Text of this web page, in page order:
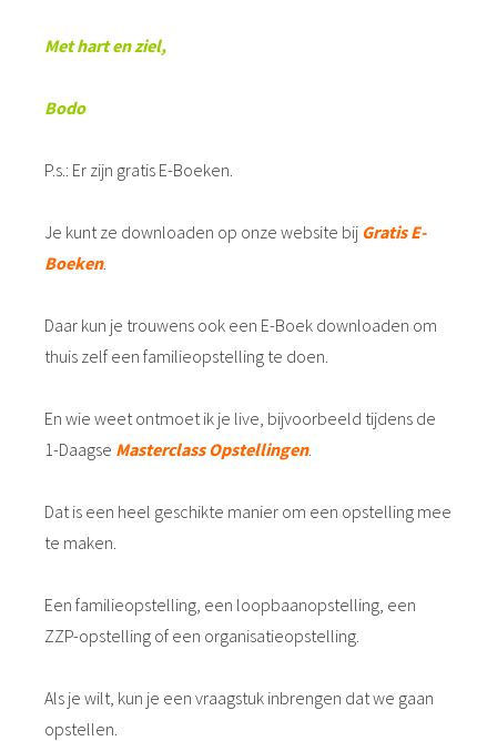
Met hart en ziel,
Bodo
P.s.: Er zijn gratis E-Boeken.
Je kunt ze downloaden op onze website bij Gratis E-
Boeken.
Daar kun je trouwens ook een E-Boek downloaden om
thuis zelf een familieopstelling te doen.
En wie weet ontmoet ik je live, bijvoorbeeld tijdens de
1-Daagse Masterclass Opstellingen.
Dat is een heel geschikte manier om een opstelling mee
te maken.
Een familieopstelling, een loopbaanopstelling, een
ZZP-opstelling of een organisatieopstelling.
Als je wilt, kun je een vraagstuk inbrengen dat we gaan
opstellen.